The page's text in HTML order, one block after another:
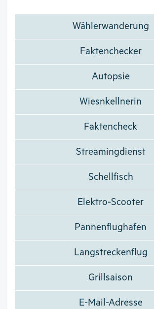
Wählerwanderung
Faktenchecker
Autopsie
Wiesnkellnerin
Faktencheck
Streamingdienst
Schellfisch
Elektro-Scooter
Pannenflughafen
Langstreckenflug
Grillsaison
E-Mail-Adresse